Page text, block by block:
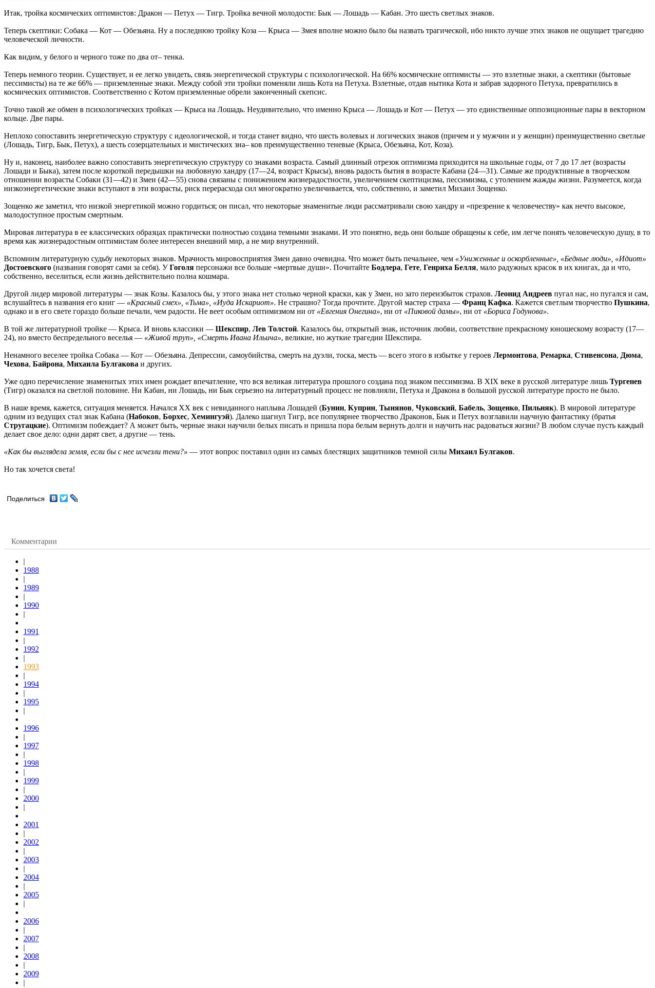
Итак, тройка космических оптимистов: Дракон — Петух — Тигр. Тройка вечной молодости: Бык — Лошадь — Кабан. Это шесть светлых знаков.
Теперь скептики: Собака — Кот — Обезьяна. Ну а последнюю тройку Коза — Крыса — Змея вполне можно было бы назвать трагической, ибо никто лучше этих знаков не ощущает трагедию
человеческой личности.
Как видим, у белого и черного тоже по два от– тенка.
Теперь немного теории. Существует, и ее легко увидеть, связь энергетической структуры с психологической. На 66% космические оптимисты — это взлетные знаки, а скептики (бытовые
пессимисты) на те же 66% — приземленные знаки. Между собой эти тройки поменяли лишь Кота на Петуха. Взлетные, отдав нытика Кота и забрав задорного Петуха, превратились в
космических оптимистов. Соответственно с Котом приземленные обрели законченный скепсис.
Точно такой же обмен в психологических тройках — Крыса на Лошадь. Неудивительно, что именно Крыса — Лошадь и Кот — Петух — это единственные оппозиционные пары в векторном
кольце. Две пары.
Неплохо сопоставить энергетическую структуру с идеологической, и тогда станет видно, что шесть волевых и логических знаков (причем и у мужчин и у женщин) преимущественно светлые
(Лошадь, Тигр, Бык, Петух), а шесть созерцательных и мистических зна– ков преимущественно теневые (Крыса, Обезьяна, Кот, Коза).
Ну и, наконец, наиболее важно сопоставить энергетическую структуру со знаками возраста. Самый длинный отрезок оптимизма приходится на школьные годы, от 7 до 17 лет (возрасты
Лошади и Быка), затем после короткой передышки на любовную хандру (17—24, возраст Крысы), вновь радость бытия в возрасте Кабана (24—31). Самые же продуктивные в творческом
отношении возрасты Собаки (31—42) и Змеи (42—55) снова связаны с понижением жизнерадостности, увеличением скептицизма, пессимизма, с утолением жажды жизни. Разумеется, когда
низкоэнергетические знаки вступают в эти возрасты, риск перерасхода сил многократно увеличивается, что, собственно, и заметил Михаил Зощенко.
Зощенко же заметил, что низкой энергетикой можно гордиться; он писал, что некоторые знаменитые люди рассматривали свою хандру и «презрение к человечеству» как нечто высокое,
малодоступное простым смертным.
Мировая литература в ее классических образцах практически полностью создана темными знаками. И это понятно, ведь они больше обращены к себе, им легче понять человеческую душу, в то
время как жизнерадостным оптимистам более интересен внешний мир, а не мир внутренний.
Вспомним литературную судьбу некоторых знаков. Мрачность мировосприятия Змеи давно очевидна. Что может быть печальнее, чем «Униженные и оскорбленные», «Бедные люди», «Идиот»
Достоевского (названия говорят сами за себя). УГоголя персонажи все больше «мертвые души». Почитайте Бодлера, Гете, Генриха Белля, мало радужных красок в их книгах, да и что,
собственно, веселиться, если жизнь действительно полна кошмара.
Другой лидер мировой литературы — знак Козы. Казалось бы, у этого знака нет столько черной краски, как у Змеи, но зато переизбыток страхов. Леонид Андреев пугал нас, но пугался и сам,
вслушайтесь в названия его книг — «Красный смех», «Тьма», «Иуда Искариот». Не страшно? Тогда прочтите. Другой мастер страха — Франц Кафка. Кажется светлым творчество Пушкина,
однако и в его свете гораздо больше печали, чем радости. Не веет особым оптимизмом ни от «Евгения Онегина», ни от «Пиковой дамы», ни от «Бориса Годунова».
В той же литературной тройке — Крыса. И вновь классики — Шекспир, Лев Толстой. Казалось бы, открытый знак, источник любви, соответствие прекрасному юношескому возрасту (17—
24), но вместо беспредельного веселья — «Живой труп», «Смерть Ивана Ильича», великие, но жуткие трагедии Шекспира.
Ненамного веселее тройка Собака — Кот — Обезьяна. Депрессии, самоубийства, смерть на дуэли, тоска, месть — всего этого в избытке у героев Лермонтова, Ремарка, Стивенсона, Дюма,
Чехова, Байрона, Михаила Булгакова и других.
Уже одно перечисление знаменитых этих имен рождает впечатление, что вся великая литература прошлого создана под знаком пессимизма. В XIX веке в русской литературе лишь Тургенев
(Тигр) оказался на светлой половине. Ни Кабан, ни Лошадь, ни Бык серьезно на литературный процесс не повлияли, Петуха и Дракона в большой русской литературе просто не было.
В наше время, кажется, ситуация меняется. Начался ХХ век с невиданного наплыва Лошадей (Бунин, Куприн, Тынянов, Чуковский, Бабель, Зощенко, Пильняк). В мировой литературе
одним из ведущих стал знак Кабана (Набоков, Борхес, Хемингуэй). Далеко шагнул Тигр, все популярнее творчество Драконов, Бык и Петух возглавили научную фантастику (братья
Стругацкие). Оптимизм побеждает? А может быть, черные знаки научили белых писать и пришла пора белым вернуть долги и научить нас радоваться жизни? В любом случае пусть каждый
делает свое дело: одни дарят свет, а другие — тень.
«Как бы выглядела земля, если бы с нее исчезли тени?» — этот вопрос поставил один из самых блестящих защитников темной силы Михаил Булгаков.
Но так хочется света!
Поделиться
Комментарии
|
1988
|
1989
|
1990
|
1991
|
1992
|
1993
|
1994
|
1995
|
1996
|
1997
|
1998
|
1999
|
2000
|
2001
|
2002
|
2003
|
2004
|
2005
|
2006
|
2007
|
2008
|
2009
|